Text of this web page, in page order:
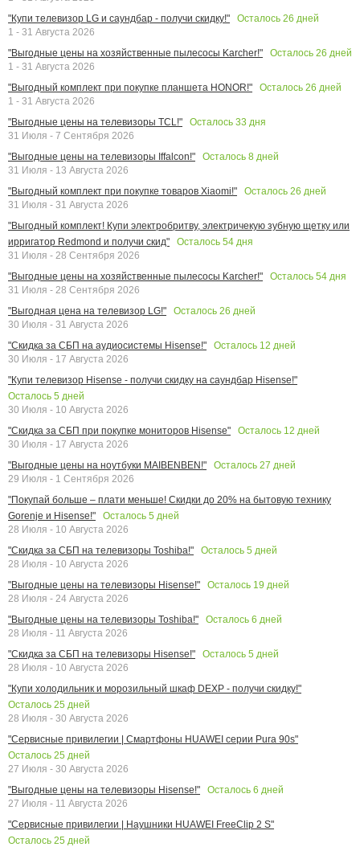
"Купи телевизор LG и саундбар - получи скидку!"
Осталось 26 дней
1 - 31 Августа 2026
"Выгодные цены на хозяйственные пылесосы Karcher!"
Осталось 26 дней
1 - 31 Августа 2026
"Выгодный комплект при покупке планшета HONOR!"
Осталось 26 дней
1 - 31 Августа 2026
"Выгодные цены на телевизоры TCL!"
Осталось 33 дня
31 Июля - 7 Сентября 2026
"Выгодные цены на телевизоры Iffalcon!"
Осталось 8 дней
31 Июля - 13 Августа 2026
"Выгодный комплект при покупке товаров Xiaomi!"
Осталось 26 дней
31 Июля - 31 Августа 2026
"Выгодный комплект! Купи электробритву, электричекую зубную щетку или
ирригатор Redmond и получи скид"
Осталось 54 дня
31 Июля - 28 Сентября 2026
"Выгодные цены на хозяйственные пылесосы Karcher!"
Осталось 54 дня
31 Июля - 28 Сентября 2026
"Выгодная цена на телевизор LG!"
Осталось 26 дней
30 Июля - 31 Августа 2026
"Скидка за СБП на аудиосистемы Hisense!"
Осталось 12 дней
30 Июля - 17 Августа 2026
"Купи телевизор Hisense - получи скидку на саундбар Hisense!"
Осталось 5 дней
30 Июля - 10 Августа 2026
"Скидка за СБП при покупке мониторов Hisense"
Осталось 12 дней
30 Июля - 17 Августа 2026
"Выгодные цены на ноутбуки MAIBENBEN!"
Осталось 27 дней
29 Июля - 1 Сентября 2026
"Покупай больше – плати меньше! Скидки до 20% на бытовую технику
Gorenje и Hisense!"
Осталось 5 дней
28 Июля - 10 Августа 2026
"Скидка за СБП на телевизоры Toshiba!"
Осталось 5 дней
28 Июля - 10 Августа 2026
"Выгодные цены на телевизоры Hisense!"
Осталось 19 дней
28 Июля - 24 Августа 2026
"Выгодные цены на телевизоры Toshiba!"
Осталось 6 дней
28 Июля - 11 Августа 2026
"Скидка за СБП на телевизоры Hisense!"
Осталось 5 дней
28 Июля - 10 Августа 2026
"Купи холодильник и морозильный шкаф DEXP - получи скидку!"
Осталось 25 дней
28 Июля - 30 Августа 2026
"Сервисные привилегии | Смартфоны HUAWEI серии Pura 90s"
Осталось 25 дней
27 Июля - 30 Августа 2026
"Выгодные цены на телевизоры Hisense!"
Осталось 6 дней
27 Июля - 11 Августа 2026
"Сервисные привилегии | Наушники HUAWEI FreeClip 2 S"
Осталось 25 дней